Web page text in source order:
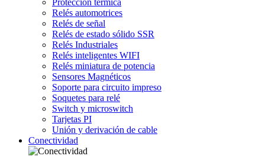
Relés automotrices
Relés de señal
Relés de estado sólido SSR
Relés Industriales
Relés inteligentes WIFI
Relés miniatura de potencia
Sensores Magnéticos
Soporte para circuito impreso
Soquetes para relé
Switch y microswitch
Tarjetas PI
Unión y derivación de cable
Conectividad